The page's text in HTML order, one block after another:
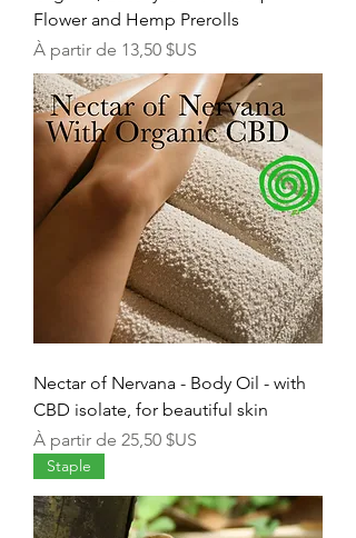
Flower and Hemp Prerolls
À partir de 13,50 $US
Prix promotionnel
Nectar of Nervana - Body Oil - with
CBD isolate, for beautiful skin
À partir de 25,50 $US
Prix promotionnel
Staple